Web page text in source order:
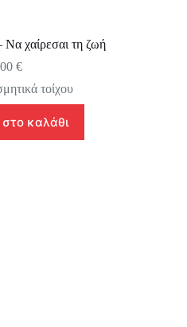
Να χαίρεσαι τη ζωή
€
τοίχου
καλάθι